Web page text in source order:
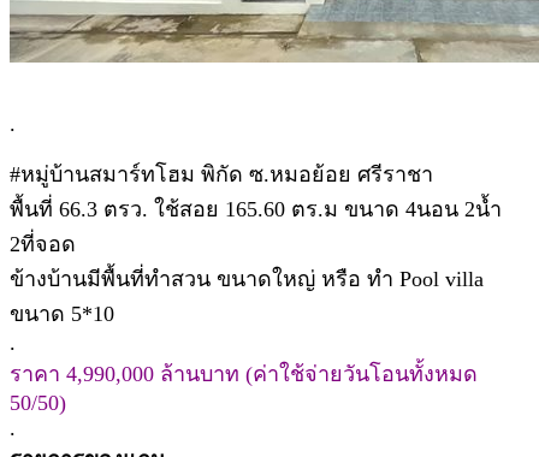
.
#หมู่บ้านสมาร์ทโฮม พิกัด ซ.หมอย้อย ศรีราชา
พื้นที่ 66.3 ตรว. ใช้สอย 165.60 ตร.ม ขนาด 4นอน 2น้ำ
2ที่จอด
ข้างบ้านมีพื้นที่ทำสวน ขนาดใหญ่ หรือ ทำ Pool villa
ขนาด 5*10
.
ราคา 4,990,000 ล้านบาท (ค่าใช้จ่ายวันโอนทั้งหมด
50/50)
.